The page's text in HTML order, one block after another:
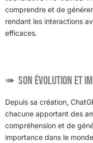
comprendre et de
rendant les interactions
efficaces.
Son évolution et
Depuis sa création,
chacune apportant des
compréhension et de
importance dans le